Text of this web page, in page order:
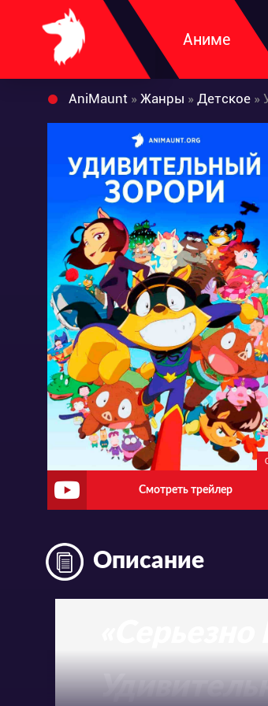
Аниме
AniMaunt » Жанры » Детское »
Смотреть трейлер
Описание